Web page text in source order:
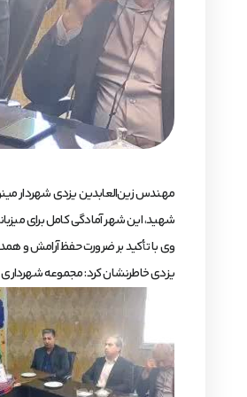
مهندس زین‌العابدین یزدی شهردار
شهید، این شهر آمادگی کامل برای
وی با تأکید بر ضرورت حفظ آرامش و
یزدی خاطرنشان کرد: مجموعه شهرداری و